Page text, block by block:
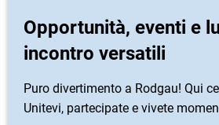
Opportunità, eventi e
incontro versatili
Puro divertimento a Rodgau! Qui
Unitevi, partecipate e vivete